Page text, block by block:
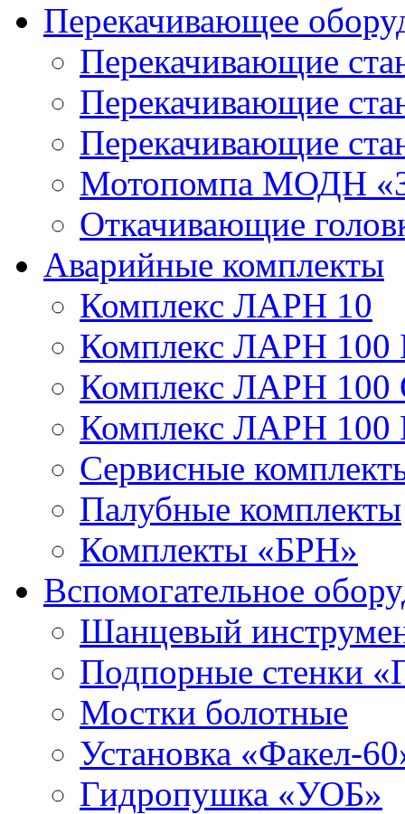
Перекачивающее
Перекачивающие
Перекачивающие
Перекачивающие
Мотопомпа МОДН
Откачивающие
Аварийные комплекты
Комплекс ЛАРН 10
Комплекс ЛАРН 100
Комплекс ЛАРН 100
Комплекс ЛАРН 100
Сервисные
Палубные комплекты
Комплекты «БРН»
Вспомогательное
Шанцевый
Подпорные стенки
Мостки болотные
Установка «Факел-
Гидропушка «УОБ»